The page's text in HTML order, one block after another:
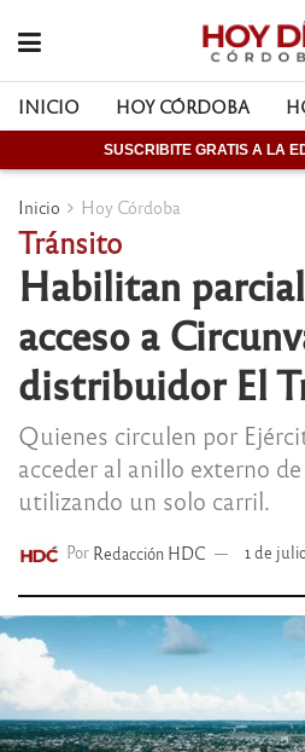
INICIO HOY CÓRDOBA
SUSCRIBITE GRATIS A LA
Inicio Hoy Córdoba
Tránsito
Habilitan
acceso a
distribuidor El
Quienes circulen por
acceder al anillo externo
utilizando un solo carril.
Por Redacción HDC 1 de